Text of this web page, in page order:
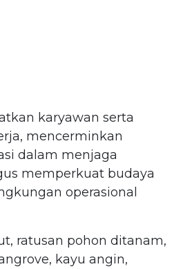
karyawan serta
mencerminkan
dalam menjaga
memperkuat budaya
operasional
ratusan pohon ditanam,
kayu angin,